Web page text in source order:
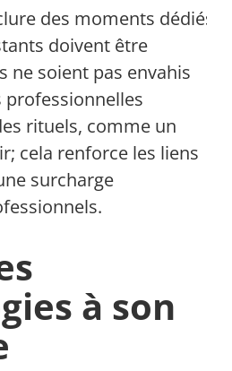
des moments dédiés
doivent être
ne soient pas envahis
rituels, comme un
cela renforce les liens
surcharge
à son